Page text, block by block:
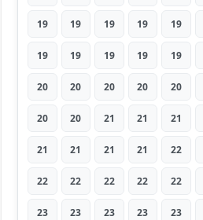
19 19 19 19 19
19 19 19 19 19
20 20 20 20 20
20 20 21 21 21
21 21 21 21 22
22 22 22 22 22
23 23 23 23 23